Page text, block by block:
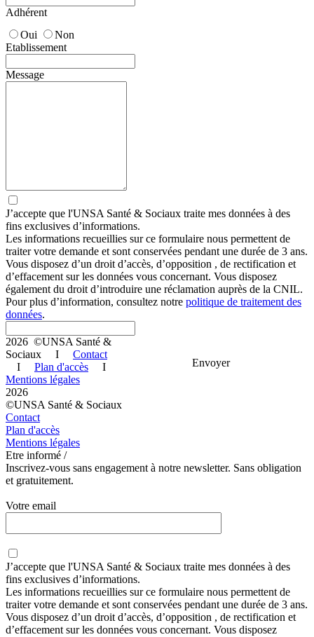
Adhérent
Oui
Non
Etablissement
Message
J’accepte que l'UNSA Santé & Sociaux traite mes données à des
fins exclusives d’informations.
Les informations recueillies sur ce formulaire nous permettent de
traiter votre demande et sont conservées pendant une durée de 3 ans.
Vous disposez d’un droit d’accès, d’opposition , de rectification et
d’effacement sur les données vous concernant. Vous disposez
également du droit d’introduire une réclamation auprès de la CNIL.
Pour plus d’information, consultez notre politique de traitement des
données.
Envoyer
2026 ©UNSA Santé &
Sociaux I Contact
I Plan d'accès I
Mentions légales
2026
©UNSA Santé & Sociaux
Contact
Plan d'accès
Mentions légales
Etre informé /
Inscrivez-vous sans engagement à notre newsletter. Sans obligation
et gratuitement.
Votre email
J’accepte que l'UNSA Santé & Sociaux traite mes données à des
fins exclusives d’informations.
Les informations recueillies sur ce formulaire nous permettent de
traiter votre demande et sont conservées pendant une durée de 3 ans.
Vous disposez d’un droit d’accès, d’opposition , de rectification et
d’effacement sur les données vous concernant. Vous disposez